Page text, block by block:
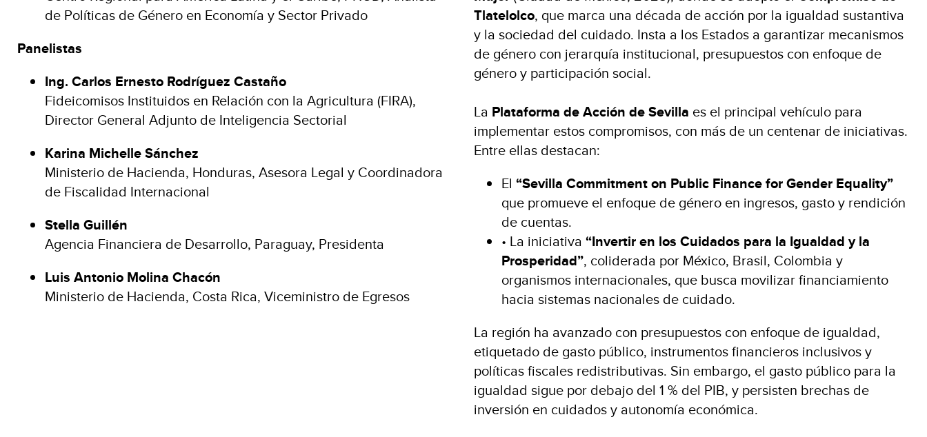
de Políticas de Género en Economía y Sector Privado
Panelistas
Ing. Carlos Ernesto Rodríguez Castaño
Fideicomisos Instituidos en Relación con la Agricultura (FIRA),
Director General Adjunto de Inteligencia Sectorial
Karina Michelle Sánchez
Ministerio de Hacienda, Honduras, Asesora Legal y Coordinadora
de Fiscalidad Internacional
Stella Guillén
Agencia Financiera de Desarrollo, Paraguay, Presidenta
Luis Antonio Molina Chacón
Ministerio de Hacienda, Costa Rica, Viceministro de Egresos
Tlatelolco, que marca una década de acción por la igualdad sustantiva
y la sociedad del cuidado. Insta a los Estados a garantizar mecanismos
de género con jerarquía institucional, presupuestos con enfoque de
género y participación social.
La Plataforma de Acción de Sevilla es el principal vehículo para
implementar estos compromisos, con más de un centenar de iniciativas.
Entre ellas destacan:
El “Sevilla Commitment on Public Finance for Gender Equality”
que promueve el enfoque de género en ingresos, gasto y rendición
de cuentas.
• La iniciativa “Invertir en los Cuidados para la Igualdad y la
Prosperidad”, coliderada por México, Brasil, Colombia y
organismos internacionales, que busca movilizar financiamiento
hacia sistemas nacionales de cuidado.
La región ha avanzado con presupuestos con enfoque de igualdad,
etiquetado de gasto público, instrumentos financieros inclusivos y
políticas fiscales redistributivas. Sin embargo, el gasto público para la
igualdad sigue por debajo del 1 % del PIB, y persisten brechas de
inversión en cuidados y autonomía económica.